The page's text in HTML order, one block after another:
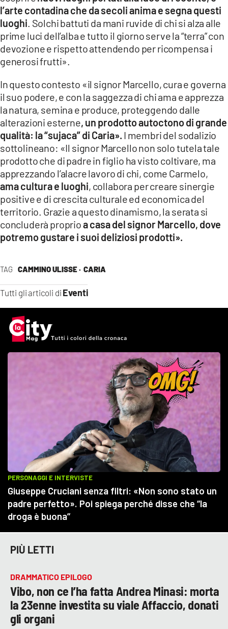
TAG CAMMINO ULISSE · CARIA
Tutti gli articoli di Eventi
l’arte contadina che da secoli anima e segna questi
luoghi. Solchi battuti da mani ruvide di chi si alza alle
prime luci dell’alba e tutto il giorno serve la “terra” con
devozione e rispetto attendendo per ricompensa i
generosi frutti».
In questo contesto «il signor Marcello, cura e governa
il suo podere, e con la saggezza di chi ama e apprezza
la natura, semina e produce, proteggendo dalle
alterazioni esterne, un prodotto autoctono di grande
qualità: la “sujaca” di Caria». I membri del sodalizio
sottolineano: «Il signor Marcello non solo tutela tale
prodotto che di padre in figlio ha visto coltivare, ma
apprezzando l’alacre lavoro di chi, come Carmelo,
ama cultura e luoghi, collabora per creare sinergie
positive e di crescita culturale ed economica del
territorio. Grazie a questo dinamismo, la serata si
concluderà proprioa casa del signor Marcello, dove
potremo gustare i suoi deliziosi prodotti».
PIÙ LETTI
DRAMMATICO EPILOGO
Vibo, non ce l’ha fatta Andrea Minasi: morta
la 23enne investita su viale Affaccio, donati
gli organi